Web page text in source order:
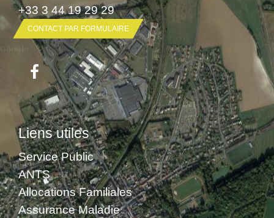
+33 3 44 19 29 29
CONTACT PAR FORMULAIRE
Liens utiles
Service Public
ANTS
Allocations Familiales
Assurance Maladie